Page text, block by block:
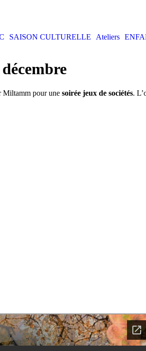
SAISON CULTURELLE Ateliers
Miltamm pour une soirée jeux de sociétés.